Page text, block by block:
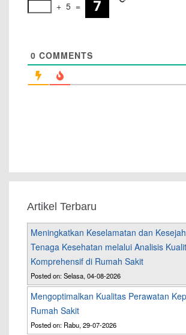
+ 5 =
0 COMMENTS
Artikel Terbaru
Meningkatkan Keselamatan dan
Tenaga Kesehatan melalui Analisis
Komprehensif di Rumah Sakit
Posted on: Selasa, 04-08-2026
Mengoptimalkan Kualitas Perawatan
Rumah Sakit
Posted on: Rabu, 29-07-2026